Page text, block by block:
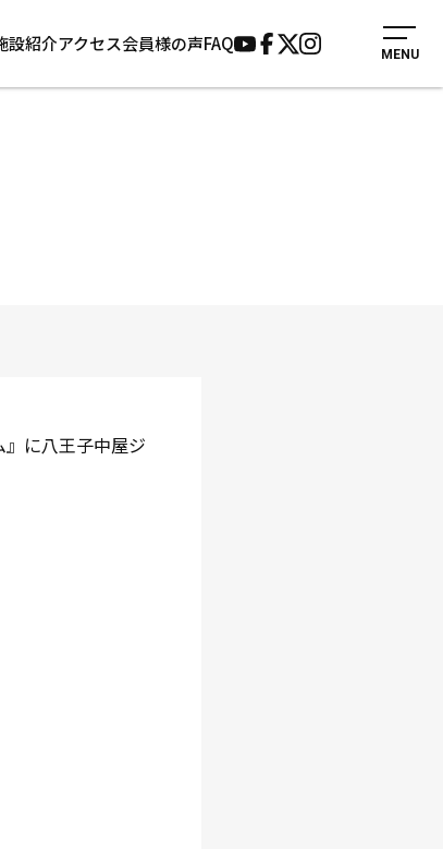
設紹介アクセス会員様の声FAQ MENU
に八王子中屋ジ